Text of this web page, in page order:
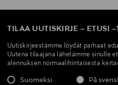
TILAA UUTISKIRJE – ETUSI –
Uutiskirjeestämme löydät parhaat
Uutena tilaajana lähetämme sinulle
alennuksen normaalihintaisesta
Suomeksi På